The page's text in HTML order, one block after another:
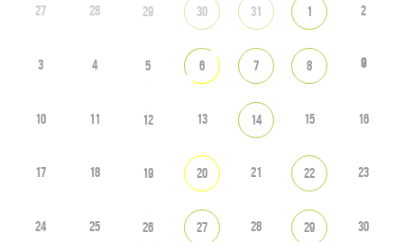
27 28 29 30 31 1 2
3 4 5 6 7 8 9
10 11 12 13 14 15 16
17 18 19 20 21 22 23
24 25 26 27 28 29 30